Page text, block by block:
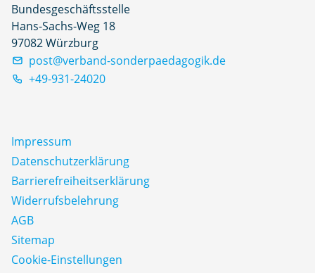
Bundesgeschäftsstelle
Hans-Sachs-Weg 18
97082 Würzburg
post@verband-sonderpaedagogik.de
+49-931-24020
Impressum
Datenschutz­erklärung
Barrierefreiheitserklärung
Widerrufsbelehrung
AGB
Sitemap
Cookie-Einstellungen